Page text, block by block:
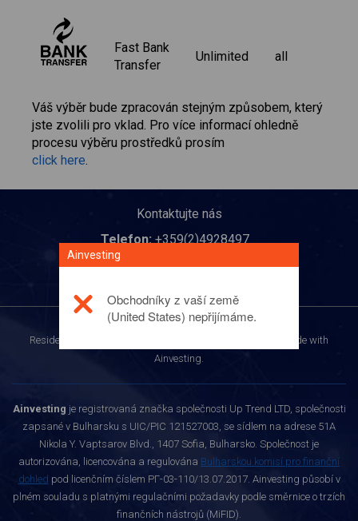
Fast Bank
Transfer
Unlimited all
Váš výběr bude zpracován stejným způsobem, který
jste zvolili pro vklad. Pro více informací ohledně
procesu výběru prostředků prosím
click here.
Kontaktujte nás
Telefon:+359(2)4928497
E-mail:
Residents of your country are not permitted to register to trade with
Ainvesting.
Ainvesting je registrovaná značka společnosti Up Trend LTD, společnosti
zapsané v Bulharsku s UIC/PIC 121527003, se sídlem na adrese 51A
Nikola Y. Vaptsarov Blvd., 1407 Sofia, Bulharsko. Společnost je
autorizována, licencována a regulována Bulharskou komisí pro finanční
dohled pod licenčním číslem РГ-03-110/13.07.2017. Ainvesting působí v
plném souladu s platnými regulačními požadavky podle směrnice o trzích
finančních nástrojů (MiFID).
Ainvesting
Obchodníky z vaší země
(United States) nepřijímáme.